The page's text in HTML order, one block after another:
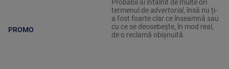
PROMO
Probabil ai întâlnit de multe ori
termenul deadvertorial, însă nu ți-
a fost foarte clar ce înseamnă sau
cu ce se deosebește, în mod real,
de o reclamă obișnuită.